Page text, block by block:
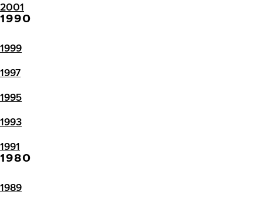
2001
1990
1999
1997
1995
1993
1991
1980
1989